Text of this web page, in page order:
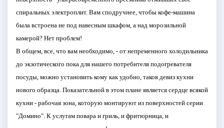
спиральных электроплит. Вам сподручнее, чтобы кофе-машина
была встроена не под навесным шкафом, а над морозильной
камерой? Нет проблем!
В общем, все, что вам необходимо, - от непременного холодильника
до экзотического пока для нашего потребителя подогревателя
посуды, можно установить кому как удобно, таков девиз кухни
нового образца. Показательной в этом плане является сердце всякой
кухни - рабочая зона, которую монтируют из поверхностей серии
"Домино". К услугам повара и гриль, и фритюрница, и